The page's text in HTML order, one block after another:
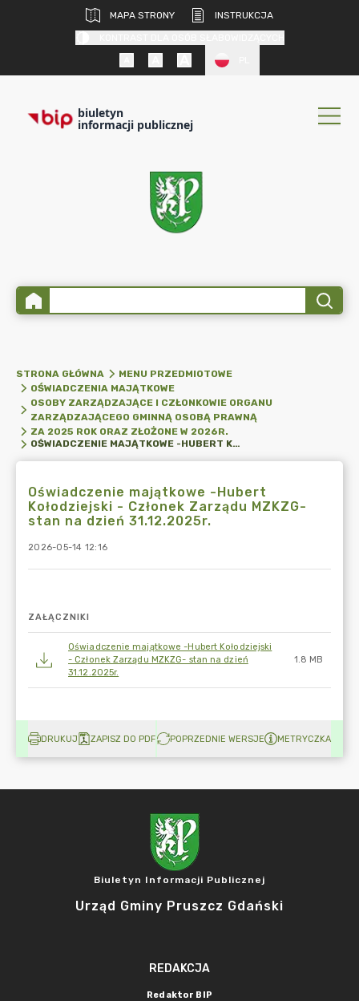
MAPA STRONY
INSTRUKCJA
biuletyn
informacji publicznej
STRONA GŁÓWNA
MENU PRZEDMIOTOWE
OŚWIADCZENIA MAJĄTKOWE
OSOBY ZARZĄDZAJĄCE I CZŁONKOWIE ORGANU
ZARZĄDZAJĄCEGO GMINNĄ OSOBĄ PRAWNĄ
ZA 2025 ROK ORAZ ZŁOŻONE W 2026R.
OŚWIADCZENIE MAJĄTKOWE -HUBERT KOŁODZIEJSKI - CZŁONEK ZARZĄDU MZKZG- STAN NA DZIEŃ 31.12.2025R.
Oświadczenie majątkowe -Hubert
Kołodziejski - Członek Zarządu MZKZG-
stan na dzień 31.12.2025r.
2026-05-14 12:16
ZAŁĄCZNIKI
Oświadczenie majątkowe -Hubert Kołodziejski
- Członek Zarządu MZKZG- stan na dzień
31.12.2025r.
1.8 MB
DRUKUJ ZAPISZ DO PDF POPRZEDNIE WERSJE METRYCZKA
Biuletyn Informacji Publicznej
Urząd Gminy Pruszcz Gdański
REDAKCJA
Redaktor BIP